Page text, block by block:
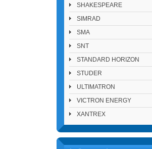
SHAKESPEARE
SIMRAD
SMA
SNT
STANDARD HORIZON
STUDER
ULTIMATRON
VICTRON ENERGY
XANTREX